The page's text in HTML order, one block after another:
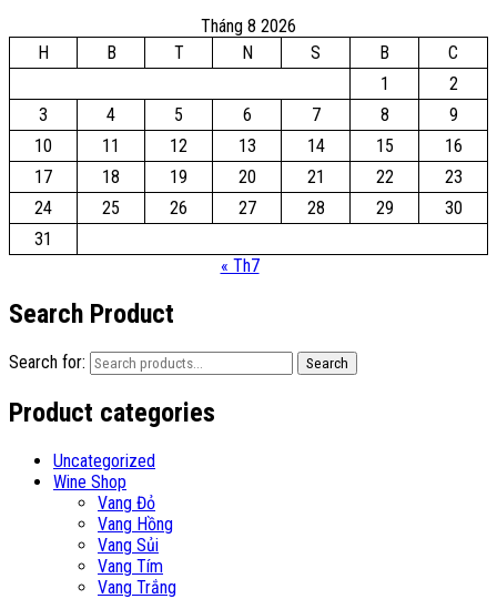
Tháng 8 2026
H
B T N S B
C
1
2
3
4 5 6 7 8
9
10
11 12 13 14 15
16
17
18 19 20 21 22
23
24
25 26 27 28 29
30
31
« Th7
Search Product
Search for: Search
Product categories
Uncategorized
Wine Shop
Vang Đỏ
Vang Hồng
Vang Sủi
Vang Tím
Vang Trắng